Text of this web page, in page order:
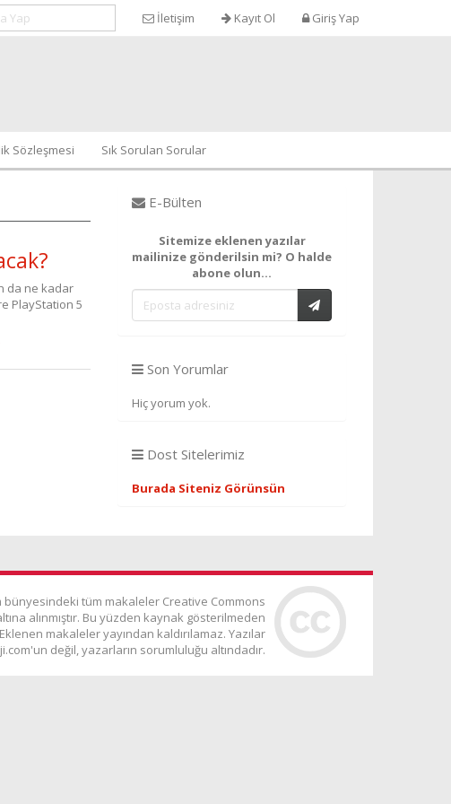
İletişim Kayıt Ol Giriş Yap
Sözleşmesi Sık Sorulan Sorular
E-Bülten
Sitemize eklenen yazılar
mailinize gönderilsin mi? O halde
abone olun...
Son Yorumlar
Hiç yorum yok.
Dost Sitelerimiz
Burada Siteniz Görünsün
da ne kadar
PlayStation 5
bünyesindeki tüm makaleler Creative Commons
alınmıştır. Bu yüzden kaynak gösterilmeden
makaleler yayından kaldırılamaz. Yazılar
değil, yazarların sorumluluğu altındadır.